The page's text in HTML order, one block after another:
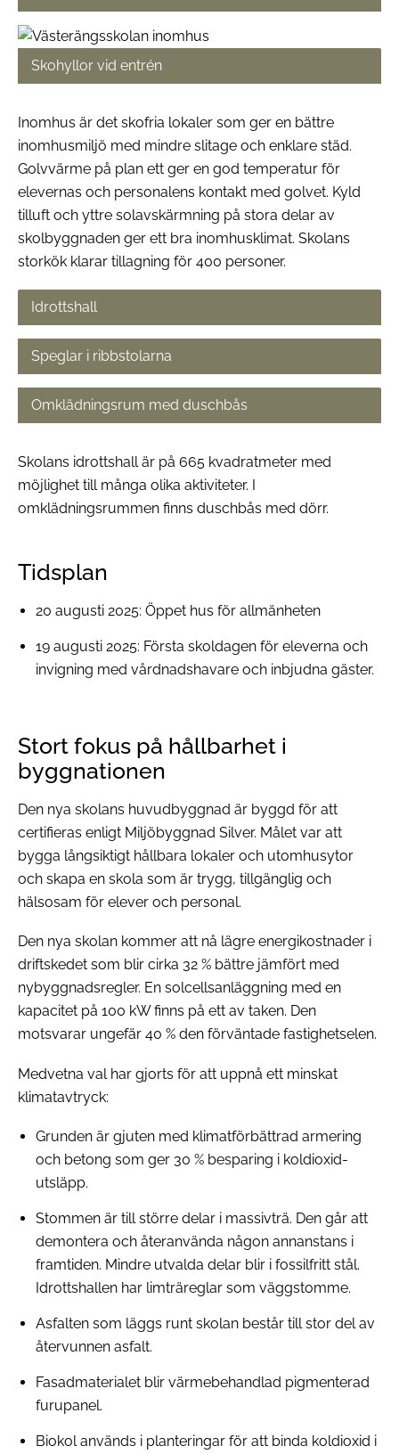
Skohyllor vid entrén
Inomhus är det skofria lokaler som ger en bättre
inomhusmiljö med mindre slitage och enklare städ.
Golvvärme på plan ett ger en god temperatur för
elevernas och personalens kontakt med golvet. Kyld
tilluft och yttre solavskärmning på stora delar av
skolbyggnaden ger ett bra inomhusklimat. Skolans
storkök klarar tillagning för 400 personer.
Idrottshall
Speglar i ribbstolarna
Omklädningsrum med duschbås
Skolans idrottshall är på 665 kvadratmeter med
möjlighet till många olika aktiviteter. I
omklädningsrummen finns duschbås med dörr.
Tidsplan
20 augusti 2025: Öppet hus för allmänheten
19 augusti 2025: Första skoldagen för eleverna och
invigning med vårdnadshavare och inbjudna gäster.
Stort fokus på hållbarhet i
byggnationen
Den nya skolans huvudbyggnad är byggd för att
certifieras enligt Miljöbyggnad Silver. Målet var att
bygga långsiktigt hållbara lokaler och utomhusytor
och skapa en skola som är trygg, tillgänglig och
hälsosam för elever och personal.
Den nya skolan kommer att nå lägre energikostnader i
driftskedet som blir cirka 32 % bättre jämfört med
nybyggnadsregler. En solcellsanläggning med en
kapacitet på 100 kW finns på ett av taken. Den
motsvarar ungefär 40 % den förväntade fastighetselen.
Medvetna val har gjorts för att uppnå ett minskat
klimatavtryck:
Grunden är gjuten med klimatförbättrad armering
och betong som ger 30 % besparing i koldioxid-
utsläpp.
Stommen är till större delar i massivträ. Den går att
demontera och återanvända någon annanstans i
framtiden. Mindre utvalda delar blir i fossilfritt stål.
Idrottshallen har limträreglar som väggstomme.
Asfalten som läggs runt skolan består till stor del av
återvunnen asfalt.
Fasadmaterialet blir värmebehandlad pigmenterad
furupanel.
Biokol används i planteringar för att binda koldioxid i